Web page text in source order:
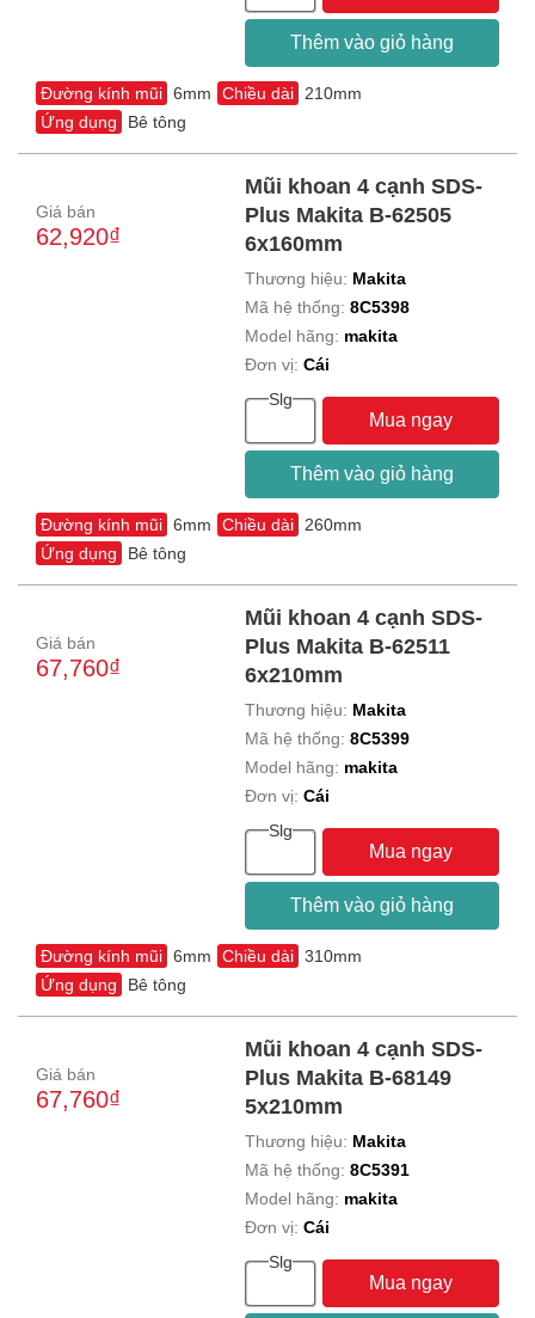
Thêm vào giỏ hàng
Đường kính mũi 6mm Chiều dài
210mm
Ứng dụng
Bê tông
Giá bán
62,920₫
Mũi khoan 4 cạnh SDS-
Plus Makita B-62505
6x160mm
Thương hiệu: Makita
Mã hệ thống:8C5398
Model hãng: makita
Đơn vị:Cái
Slg
Mua ngay
Thêm vào giỏ hàng
Đường kính mũi 6mm Chiều dài
260mm
Ứng dụng
Bê tông
Giá bán
67,760₫
Mũi khoan 4 cạnh SDS-
Plus Makita B-62511
6x210mm
Thương hiệu: Makita
Mã hệ thống:8C5399
Model hãng: makita
Đơn vị:Cái
Slg
Mua ngay
Thêm vào giỏ hàng
Đường kính mũi 6mm Chiều dài 310mm
Ứng dụng
Bê tông
Giá bán
67,760₫
Mũi khoan 4 cạnh SDS-
Plus Makita B-68149
5x210mm
Thương hiệu: Makita
Mã hệ thống:8C5391
Model hãng: makita
Đơn vị:Cái
Slg
Mua ngay